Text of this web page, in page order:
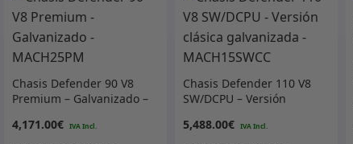
Chasis Defender 90 V8
Premium – Galvanizado –
4,171.00€
Chasis Defender 110 V8
SW/DCPU – Versión
MACH15SWCC
5,488.00€